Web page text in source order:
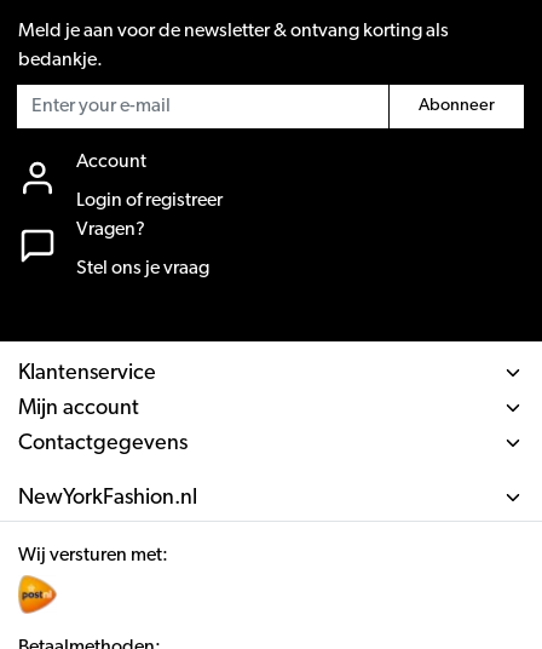
Meld je aan voor de newsletter & ontvang korting als
bedankje.
Abonneer
Account
Login of registreer
Vragen?
Stel ons je vraag
Klantenservice
Mijn account
Contactgegevens
NewYorkFashion.nl
Wij versturen met: